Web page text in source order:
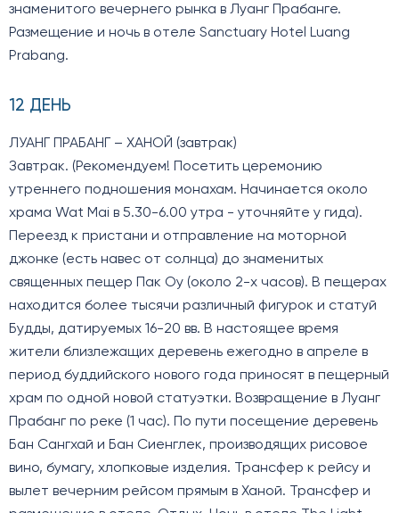
знаменитого вечернего рынка в Луанг Прабанге.
Размещение и ночь в отеле Sanctuary Hotel Luang
Prabang.
12 ДЕНЬ
ЛУАНГ ПРАБАНГ – ХАНОЙ (завтрак)
Завтрак. (Рекомендуем! Посетить церемонию
утреннего подношения монахам. Начинается около
храма Wat Mai в 5.30-6.00 утра - уточняйте у гида).
Переезд к пристани и отправление на моторной
джонке (есть навес от солнца) до знаменитых
священных пещер Пак Оу (около 2-х часов). В пещерах
находится более тысячи различный фигурок и статуй
Будды, датируемых 16-20 вв. В настоящее время
жители близлежащих деревень ежегодно в апреле в
период буддийского нового года приносят в пещерный
храм по одной новой статуэтки. Возвращение в Луанг
Прабанг по реке (1 час). По пути посещение деревень
Бан Сангхай и Бан Сиенглек, производящих рисовое
вино, бумагу, хлопковые изделия. Трансфер к рейсу и
вылет вечерним рейсом прямым в Ханой. Трансфер и